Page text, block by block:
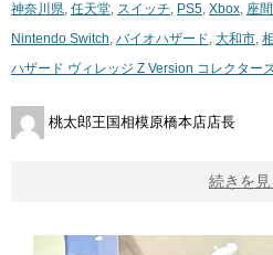
神奈川県, 任天堂, スイッチ, PS5, Xbox, 座
Nintendo Switch, バイオハザード, 大和市,
ハザード ​ヴィレッジ ​Z ​Version ​コレクター
桃太郎王国相模原橋本店店長
続きを見